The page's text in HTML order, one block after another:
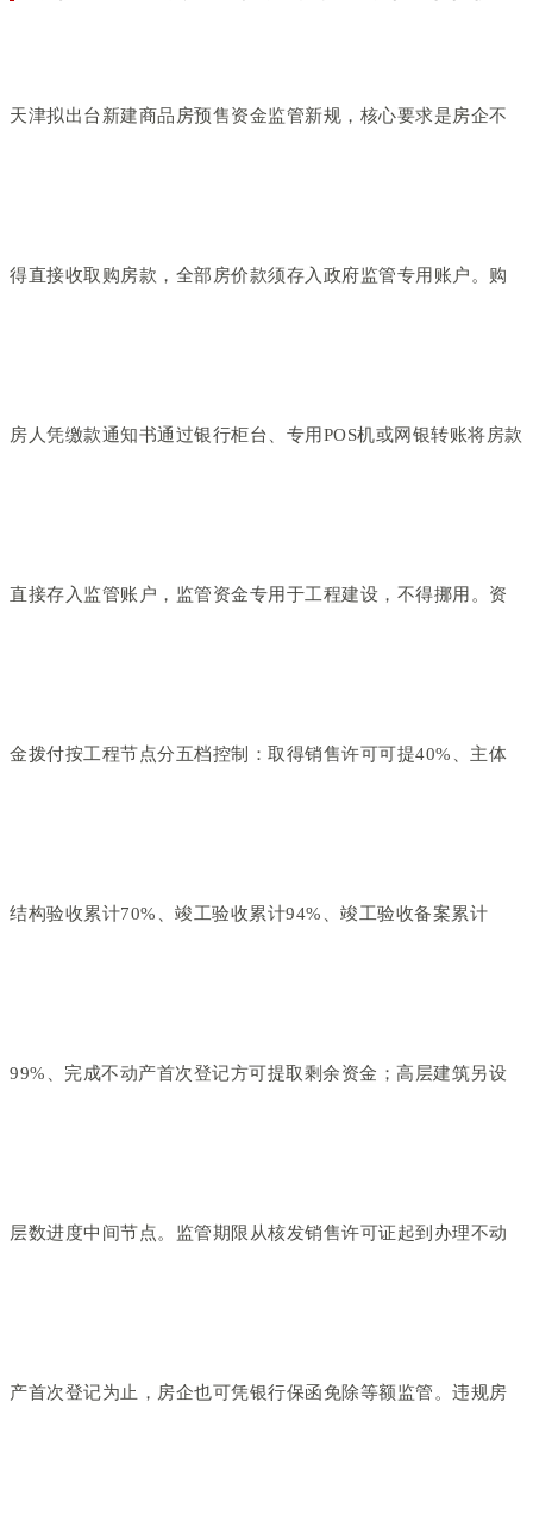
天津拟出台新建商品房预售资金监管新规，核心要求是房企不
得直接收取购房款，全部房价款须存入政府监管专用账户。购
房人凭缴款通知书通过银行柜台、专用POS机或网银转账将房款
直接存入监管账户，监管资金专用于工程建设，不得挪用。资
金拨付按工程节点分五档控制：取得销售许可可提40%、主体
结构验收累计70%、竣工验收累计94%、竣工验收备案累计
99%、完成不动产首次登记方可提取剩余资金；高层建筑另设
层数进度中间节点。监管期限从核发销售许可证起到办理不动
产首次登记为止，房企也可凭银行保函免除等额监管。违规房